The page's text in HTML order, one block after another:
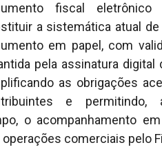
fiscal eletrônico
a sistemática atual
em papel, com
pela assinatura digital
as obrigações
e permitindo,
o acompanhamento
operações comerciais pelo